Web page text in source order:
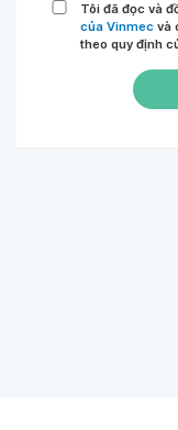
Tôi đã đọc và
của Vinmec và
theo quy định